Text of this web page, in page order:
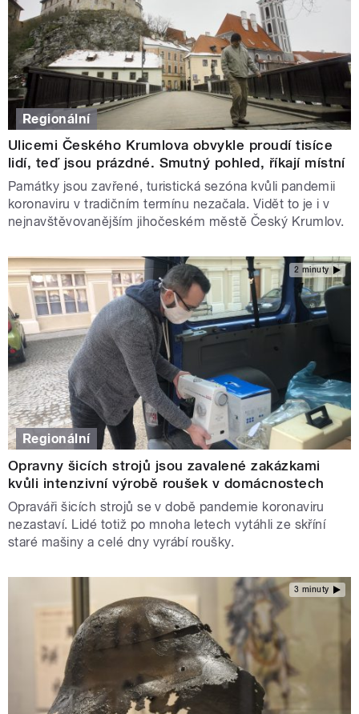
Regionální
Ulicemi Českého Krumlova obvykle proudí tisíce
lidí, teď jsou prázdné. Smutný pohled, říkají místní
Památky jsou zavřené, turistická sezóna kvůli pandemii
koronaviru v tradičním termínu nezačala. Vidět to je i v
nejnavštěvovanějším jihočeském městě Český Krumlov.
2 minuty
Regionální
Opravny šicích strojů jsou zavalené zakázkami
kvůli intenzivní výrobě roušek v domácnostech
Opraváři šicích strojů se v době pandemie koronaviru
nezastaví. Lidé totiž po mnoha letech vytáhli ze skříní
staré mašiny a celé dny vyrábí roušky.
3 minuty